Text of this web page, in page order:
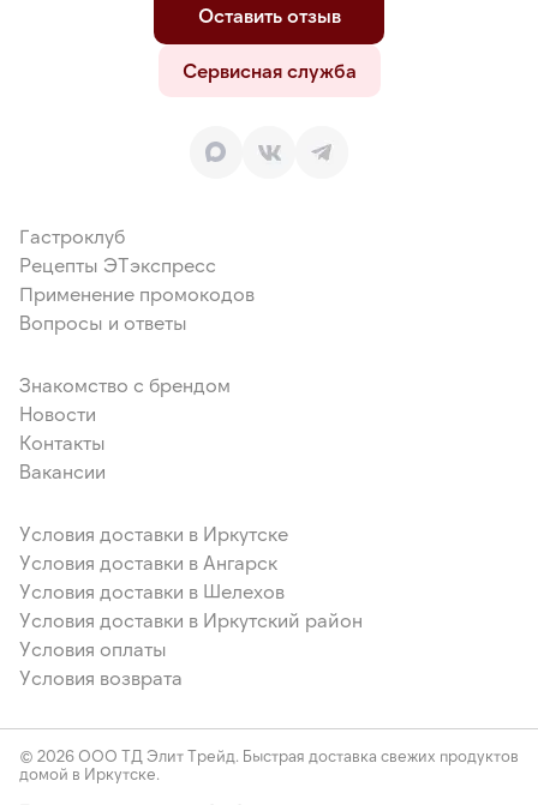
Оставить отзыв
Сервисная служба
Гастроклуб
Рецепты ЭТэкспресс
Применение промокодов
Вопросы и ответы
Знакомство с брендом
Новости
Контакты
Вакансии
Условия доставки в Иркутске
Условия доставки в Ангарск
Условия доставки в Шелехов
Условия доставки в Иркутский район
Условия оплаты
Условия возврата
© 2026 ООО ТД Элит Трейд. Быстрая доставка свежих продуктов
домой в Иркутске.